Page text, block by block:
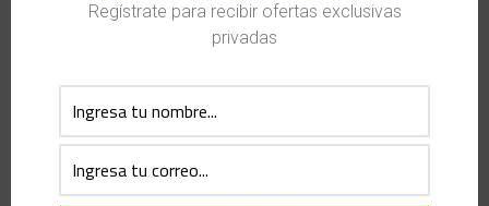
Regístrate para recibir ofertas exclusivas
privadas